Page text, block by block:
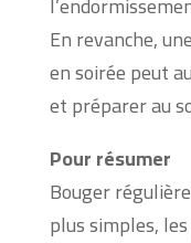
En revanche,
en soirée peut
et préparer au
Pour résumer
Bouger
plus simples,